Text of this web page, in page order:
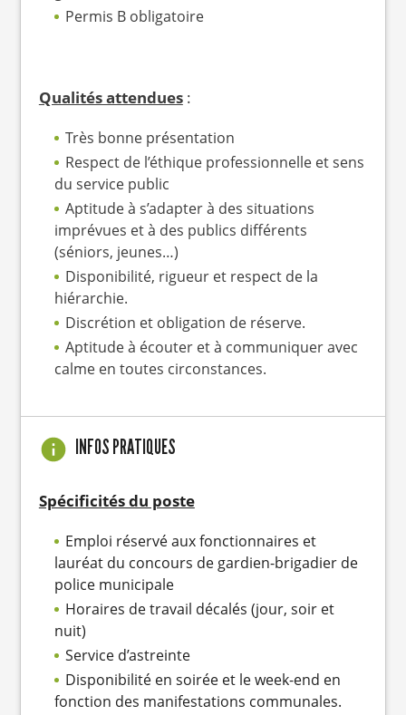
Permis B obligatoire
Qualités attendues:
Très bonne présentation
Respect de l’éthique professionnelle et sens
du service public
Aptitude à s’adapter à des situations
imprévues et à des publics différents
(séniors, jeunes…)
Disponibilité, rigueur et respect de la
hiérarchie.
Discrétion et obligation de réserve.
Aptitude à écouter et à communiquer avec
calme en toutes circonstances.
INFOS PRATIQUES
Spécificités du poste
Emploi réservé aux fonctionnaires et
lauréat du concours de gardien-brigadier de
police municipale
Horaires de travail décalés (jour, soir et
nuit)
Service d’astreinte
Disponibilité en soirée et le week-end en
fonction des manifestations communales.